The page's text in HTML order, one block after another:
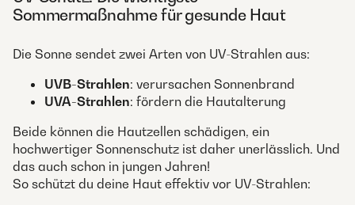
Sommermaßnahme für gesunde Haut
Die Sonne sendet zwei Arten von UV-Strahlen aus:
UVB-Strahlen: verursachen Sonnenbrand
UVA-Strahlen: fördern die Hautalterung
Beide können die Hautzellen schädigen, ein
hochwertiger Sonnenschutz ist daher unerlässlich. Und
das auch schon in jungen Jahren!
So schützt du deine Haut effektiv vor UV-Strahlen: